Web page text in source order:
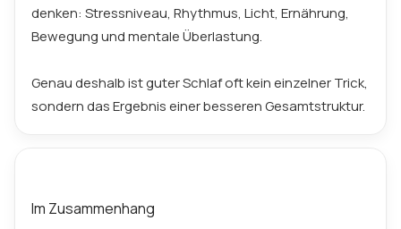
denken: Stressniveau, Rhythmus, Licht, Ernährung,
Bewegung und mentale Überlastung.
Genau deshalb ist guter Schlaf oft kein einzelner Trick,
sondern das Ergebnis einer besseren Gesamtstruktur.
Im Zusammenhang